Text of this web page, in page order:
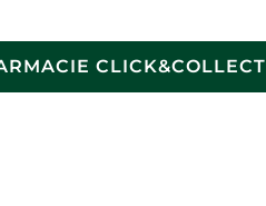
CLICK&COLLECT